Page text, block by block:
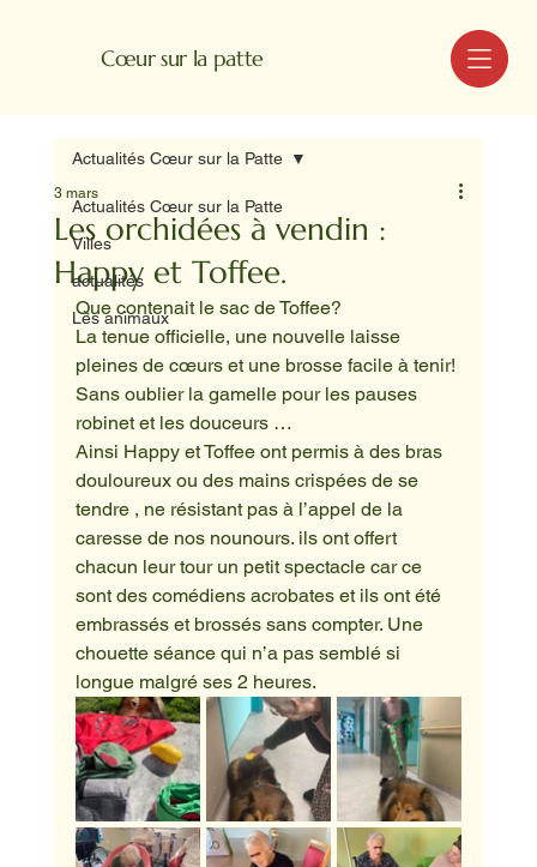
Cœur sur la patte MENU
Actualités Cœur sur la Patte
Villes
actualités
Les animaux
Actualités Cœur sur la Patte
Les orchidées à vendin :
Happy et Toffee.
3 mars
Que contenait le sac de Toffee?
La tenue officielle, une nouvelle laisse
pleines de cœurs et une brosse facile à tenir!
Sans oublier la gamelle pour les pauses
robinet et les douceurs …
Ainsi Happy et Toffee ont permis à des bras
douloureux ou des mains crispées de se
tendre , ne résistant pas à l’appel de la
caresse de nos nounours. ils ont offert
chacun leur tour un petit spectacle car ce
sont des comédiens acrobates et ils ont été
embrassés et brossés sans compter. Une
chouette séance qui n’a pas semblé si
longue malgré ses 2 heures.